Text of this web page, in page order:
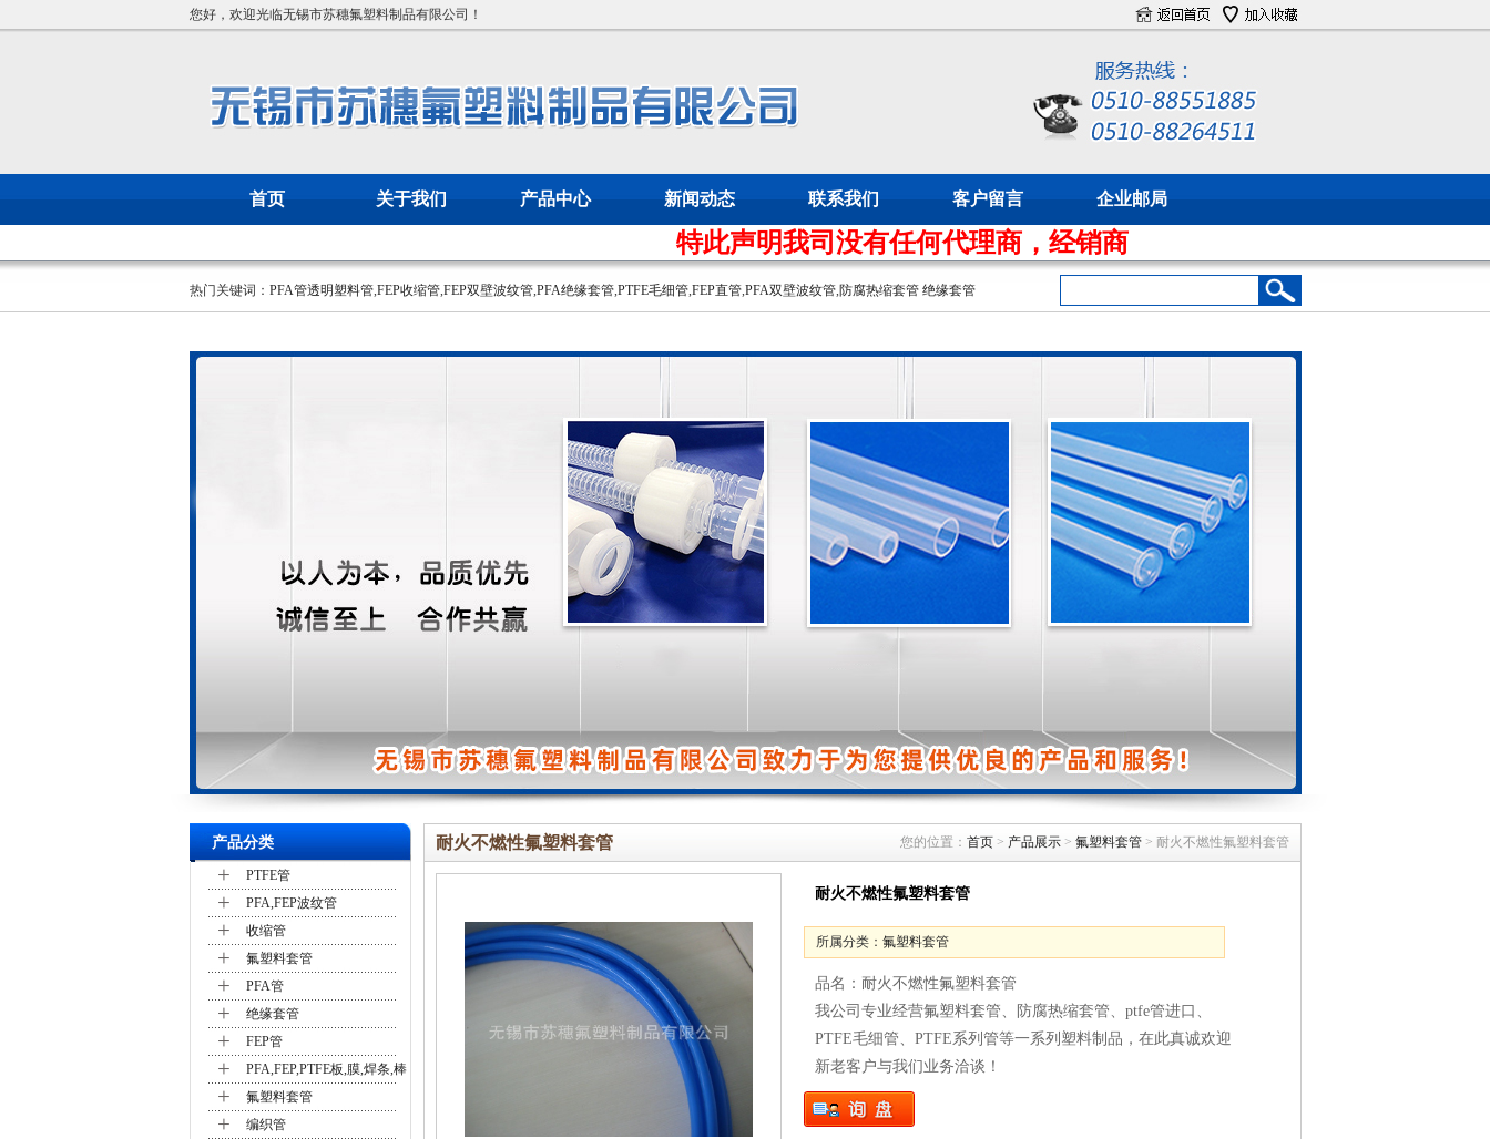
您好，欢迎光临无锡市苏穗氟塑料制品有限公司！
首页 关于我们 产品中心 新闻动态 联系我们 客户留言 企业邮局
特此声明我司没有任何代理商，经销商
热门关键词： PFA管透明塑料管,FEP收缩管,FEP双壁波纹管,PFA绝缘套管,PTFE毛细管,FEP直管,PFA双壁波纹管,防腐热缩套管 绝缘套管
产品分类
+ PTFE管
+ PFA,FEP波纹管
+ 收缩管
+ 氟塑料套管
+ PFA管
+ 绝缘套管
+ FEP管
+ PFA,FEP,PTFE板,膜,焊条,棒
+ 氟塑料套管
+ 编织管
耐火不燃性氟塑料套管 您的位置： 首页> 产品展示> 氟塑料套管> 耐火不燃性氟塑料套管
耐火不燃性氟塑料套管
所属分类： 氟塑料套管
品名：耐火不燃性氟塑料套管
我公司专业经营氟塑料套管、防腐热缩套管、ptfe管进口、
PTFE毛细管、PTFE系列管等一系列塑料制品，在此真诚欢迎
新老客户与我们业务洽谈！